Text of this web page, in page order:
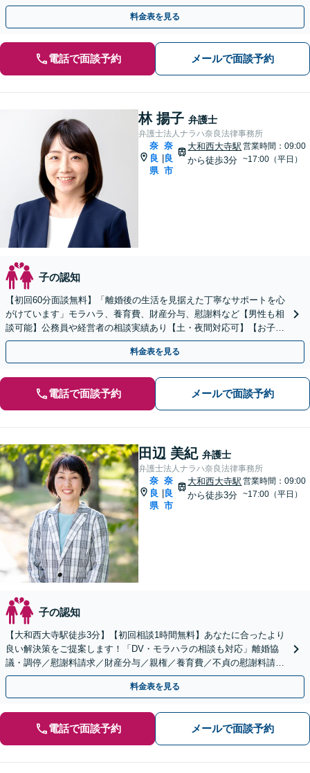
初回60分相談無料】【お子さま連れOK】
料金表を見る
電話で面談予約 メールで面談予約
林 揚子 弁護士
弁護士法人ナラハ奈良法律事務所
奈
良
県
奈
良
市
大和西大寺駅
から徒歩3分
営業時間：09:00
~17:00（平日）
子の認知
【初回60分面談無料】「離婚後の生活を見据えた丁寧なサポートを心
がけています」モラハラ、養育費、財産分与、慰謝料など【男性も相
談可能】公務員や経営者の相談実績あり【土・夜間対応可】【お子様
連れOK】
料金表を見る
電話で面談予約 メールで面談予約
田辺 美紀 弁護士
弁護士法人ナラハ奈良法律事務所
奈
良
県
奈
良
市
大和西大寺駅
から徒歩3分
営業時間：09:00
~17:00（平日）
子の認知
【大和西大寺駅徒歩3分】【初回相談1時間無料】あなたに合ったより
良い解決策をご提案します！「DV・モラハラの相談も対応」離婚協
議・調停／慰謝料請求／財産分与／親権／養育費／不貞の慰謝料請求
など【完全個室】【キッズスペース有り♪お子様連れ可】
料金表を見る
電話で面談予約 メールで面談予約